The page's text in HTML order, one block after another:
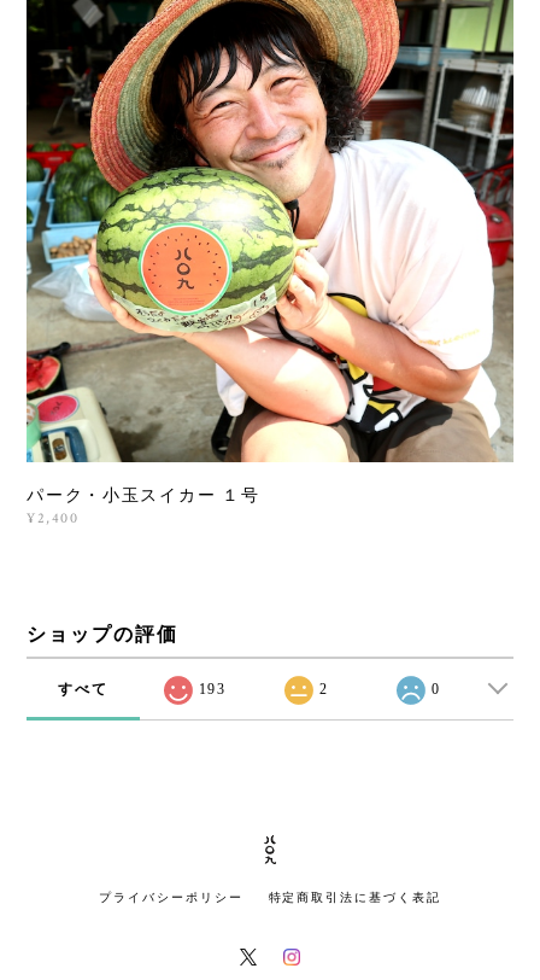
パーク・小玉スイカー １号
¥2,400
ショップの評価
すべて 193 2 0
プライバシーポリシー 特定商取引法に基づく表記